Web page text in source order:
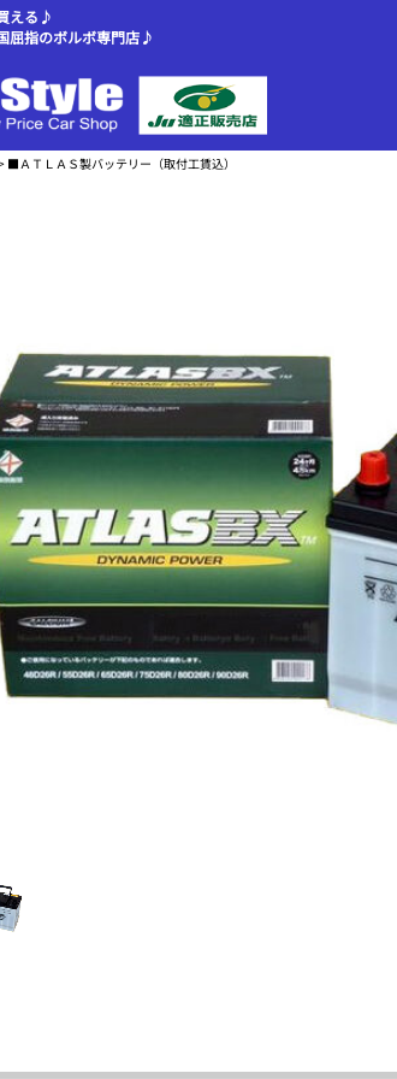
える♪
屈指のボルボ専門店♪
■ＡＴＬＡＳ製バッテリー（取付工賃込）